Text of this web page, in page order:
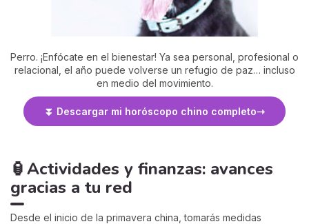
Perro. ¡Enfócate en el bienestar! Ya sea personal, profesional o
relacional, el año puede volverse un refugio de paz… incluso
en medio del movimiento.
⏬ Descargar mi horóscopo chino completo
🏮Actividades y finanzas: avances
gracias a tu red
Desde el inicio de la primavera china, tomarás medidas